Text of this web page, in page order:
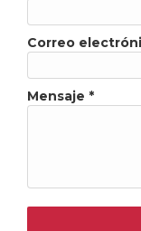
Correo
Mensaje *